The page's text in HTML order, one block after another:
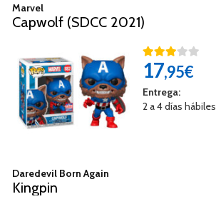
Marvel
Capwolf (SDCC 2021)
17,95€
Entrega:
2 a 4 días hábiles
Daredevil Born Again
Kingpin